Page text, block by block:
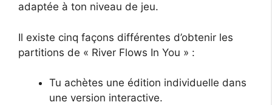
adaptée à ton niveau de jeu.
Il existe cinq façons différentes d’obtenir les
partitions de « River Flows In You » :
Tu achètes une édition individuelle dans
une version interactive.